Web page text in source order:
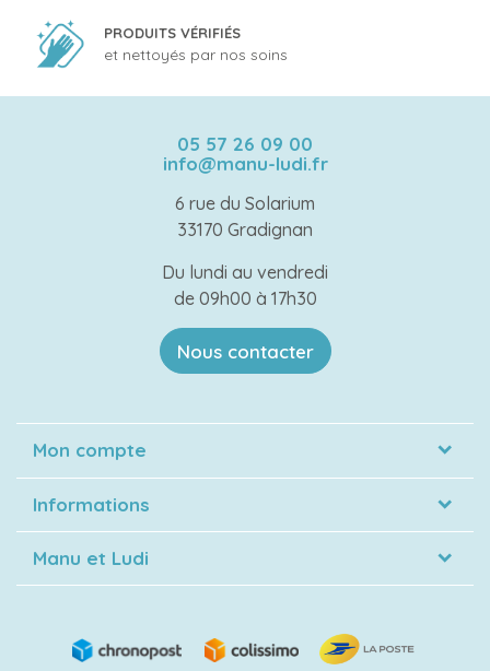
PRODUITS VÉRIFIÉS
et nettoyés par nos soins
05 57 26 09 00
info@manu-ludi.fr
6 rue du Solarium
33170 Gradignan
Du lundi au vendredi
de 09h00 à 17h30
Nous contacter
Mon compte
Informations
Manu et Ludi